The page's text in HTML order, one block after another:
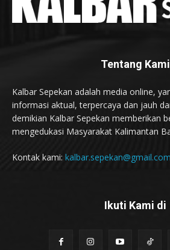
Tentang Kami
Kalbar Sepekan adalah media online,
informasi aktual, terpercaya dan jauh
demikian Kalbar Sepekan memberikan
mengedukasi Masyarakat Kalimantan
Kontak kami: kalbar.sepekan@gmail.com
Ikuti Kami di